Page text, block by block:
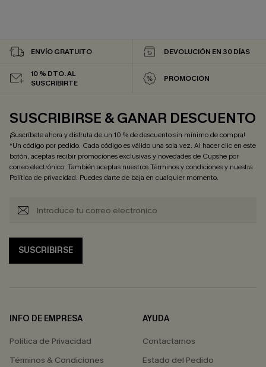
ENVÍO GRATUITO DEVOLUCIÓN EN 30 DÍAS
10 % DTO. AL
SUSCRIBIRTE
PROMOCIÓN
SUSCRIBIRSE & GANAR DESCUENTO
¡Suscríbete ahora y disfruta de un 10 % de descuento sin mínimo de compra!
*Un código por pedido. Cada código es válido una sola vez. Al hacer clic en este
botón, aceptas recibir promociones exclusivas y novedades de Cupshe por
correo electrónico. También aceptas nuestrosTérminos y condicionesy nuestra
Política de privacidad. Puedes darte de baja en cualquier momento.
SUSCRIBIRSE
INFO DE EMPRESA
Política de Privacidad
Términos & Condiciones
AYUDA
Contactarnos
Estado del Pedido